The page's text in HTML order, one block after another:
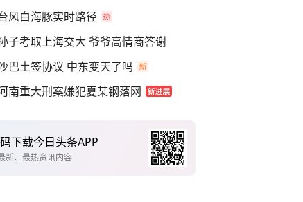
风白海豚实时路径
子考取上海交大 爷爷高情商答谢
巴土签协议 中东变天了吗
南重大刑案嫌犯夏某钢落网
下载今日头条APP
新、最热资讯内容